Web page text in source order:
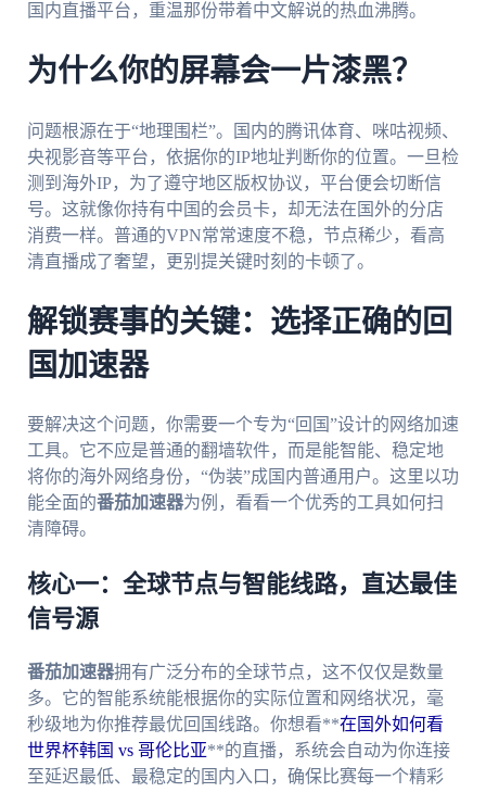
国内直播平台，重温那份带着中文解说的热血沸腾。
为什么你的屏幕会一片漆黑？
问题根源在于“地理围栏”。国内的腾讯体育、咪咕视频、
央视影音等平台，依据你的IP地址判断你的位置。一旦检
测到海外IP，为了遵守地区版权协议，平台便会切断信
号。这就像你持有中国的会员卡，却无法在国外的分店
消费一样。普通的VPN常常速度不稳，节点稀少，看高
清直播成了奢望，更别提关键时刻的卡顿了。
解锁赛事的关键：选择正确的回
国加速器
要解决这个问题，你需要一个专为“回国”设计的网络加速
工具。它不应是普通的翻墙软件，而是能智能、稳定地
将你的海外网络身份，“伪装”成国内普通用户。这里以功
能全面的番茄加速器为例，看看一个优秀的工具如何扫
清障碍。
核心一：全球节点与智能线路，直达最佳
信号源
番茄加速器拥有广泛分布的全球节点，这不仅仅是数量
多。它的智能系统能根据你的实际位置和网络状况，毫
秒级地为你推荐最优回国线路。你想看**在国外如何看
世界杯韩国 vs 哥伦比亚**的直播，系统会自动为你连接
至延迟最低、最稳定的国内入口，确保比赛每一个精彩